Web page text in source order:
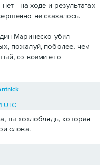
- на ходе и результатах
не сказалось.
Маринеско убил
пожалуй, поболее, чем
со всеми его
UTC
ты хохлоблядь, которая
слова.